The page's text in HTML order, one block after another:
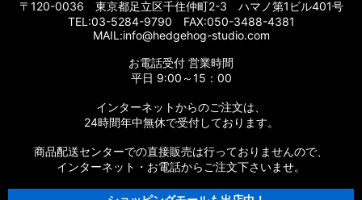
〒120-0036 東京都足立区千住仲町2-3 ハマノ第1ビル401号
TEL:03-5284-9790 FAX:050-3488-4381
MAIL:info@hedgehog-studio.com
お電話受付 営業時間
平日 9:00～15：00
インターネットからのご注文は、
24時間年中無休で受付しております。
商品配送センターでの直接販売は行っておりませんので、
インターネット・お電話からご注文下さいませ。